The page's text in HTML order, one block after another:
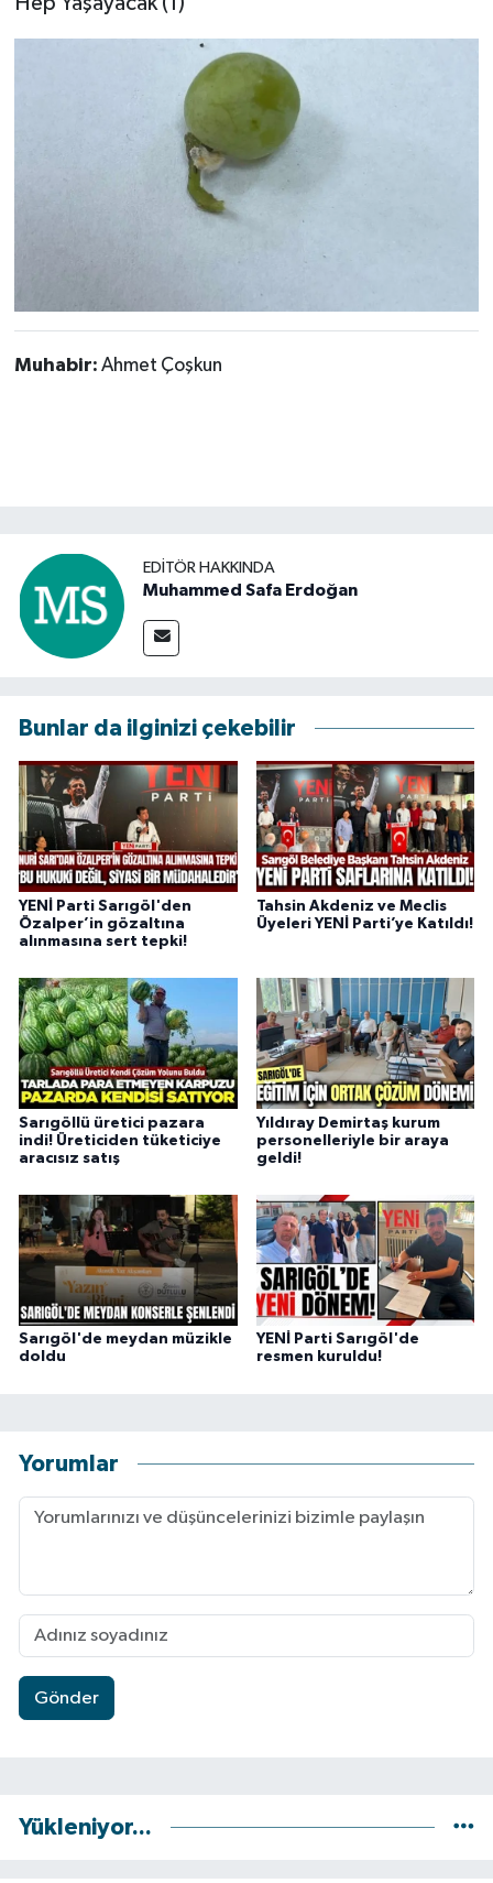
Muhabir: Ahmet Çoşkun
EDITÖR HAKKINDA
Muhammed Safa Erdoğan
Bunlar da ilginizi çekebilir
YENİ Parti Sarıgöl'den
Özalper’in gözaltına
alınmasına sert tepki!
Tahsin Akdeniz ve Meclis
Üyeleri YENİ Parti’ye Katıldı!
Sarıgöllü üretici pazara
indi! Üreticiden tüketiciye
aracısız satış
Yıldıray Demirtaş kurum
personelleriyle bir araya
geldi!
Sarıgöl'de meydan müzikle
doldu
YENİ Parti Sarıgöl'de
resmen kuruldu!
Yorumlar
Gönder
Yükleniyor...